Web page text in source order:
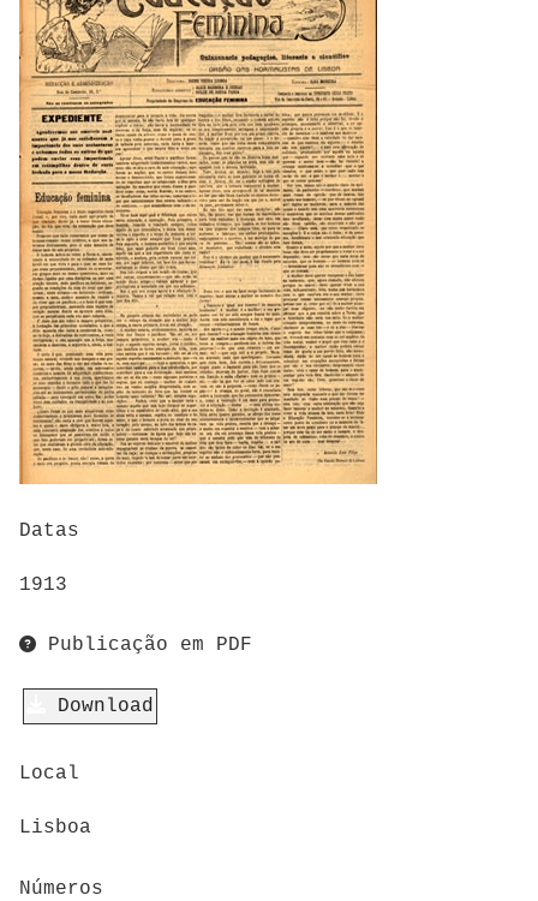
Datas
1913
Publicação em PDF
Download
Local
Lisboa
Números